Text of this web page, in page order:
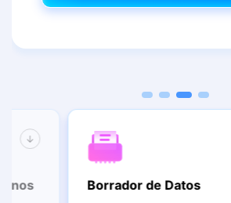
Recupera Tus Datos
Borrador de Datos